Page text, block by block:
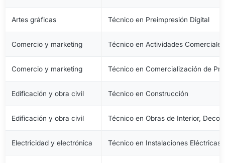
Artes gráficas Técnico en Preimpresión Digital
Comercio y marketing Técnico en Actividades Comerciales
Comercio y marketing Técnico en Comercialización de
Edificación y obra civil Técnico en Construcción
Edificación y obra civil Técnico en Obras de Interior,
Electricidad y electrónica Técnico en Instalaciones Eléctricas